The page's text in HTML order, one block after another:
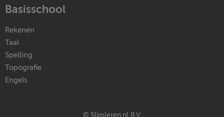
Basisschool
Rekenen
Taal
Spelling
Topografie
Engels
© Slimleren.nl B.V.